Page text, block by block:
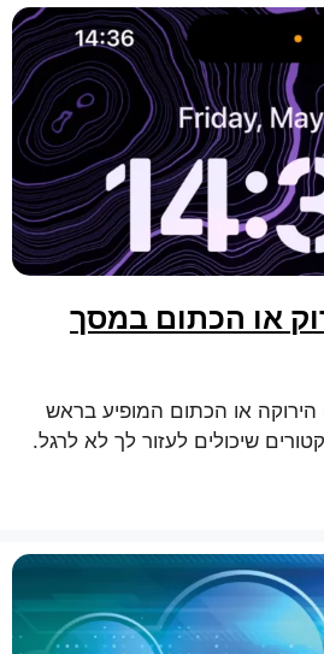
או הכתום במסך
או הכתום המופיע בראש
שיכולים לעזור לך לא לרגל.